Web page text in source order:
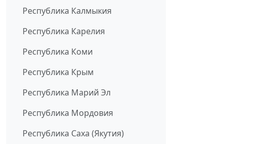
Республика Калмыкия
Республика Карелия
Республика Коми
Республика Крым
Республика Марий Эл
Республика Мордовия
Республика Саха (Якутия)